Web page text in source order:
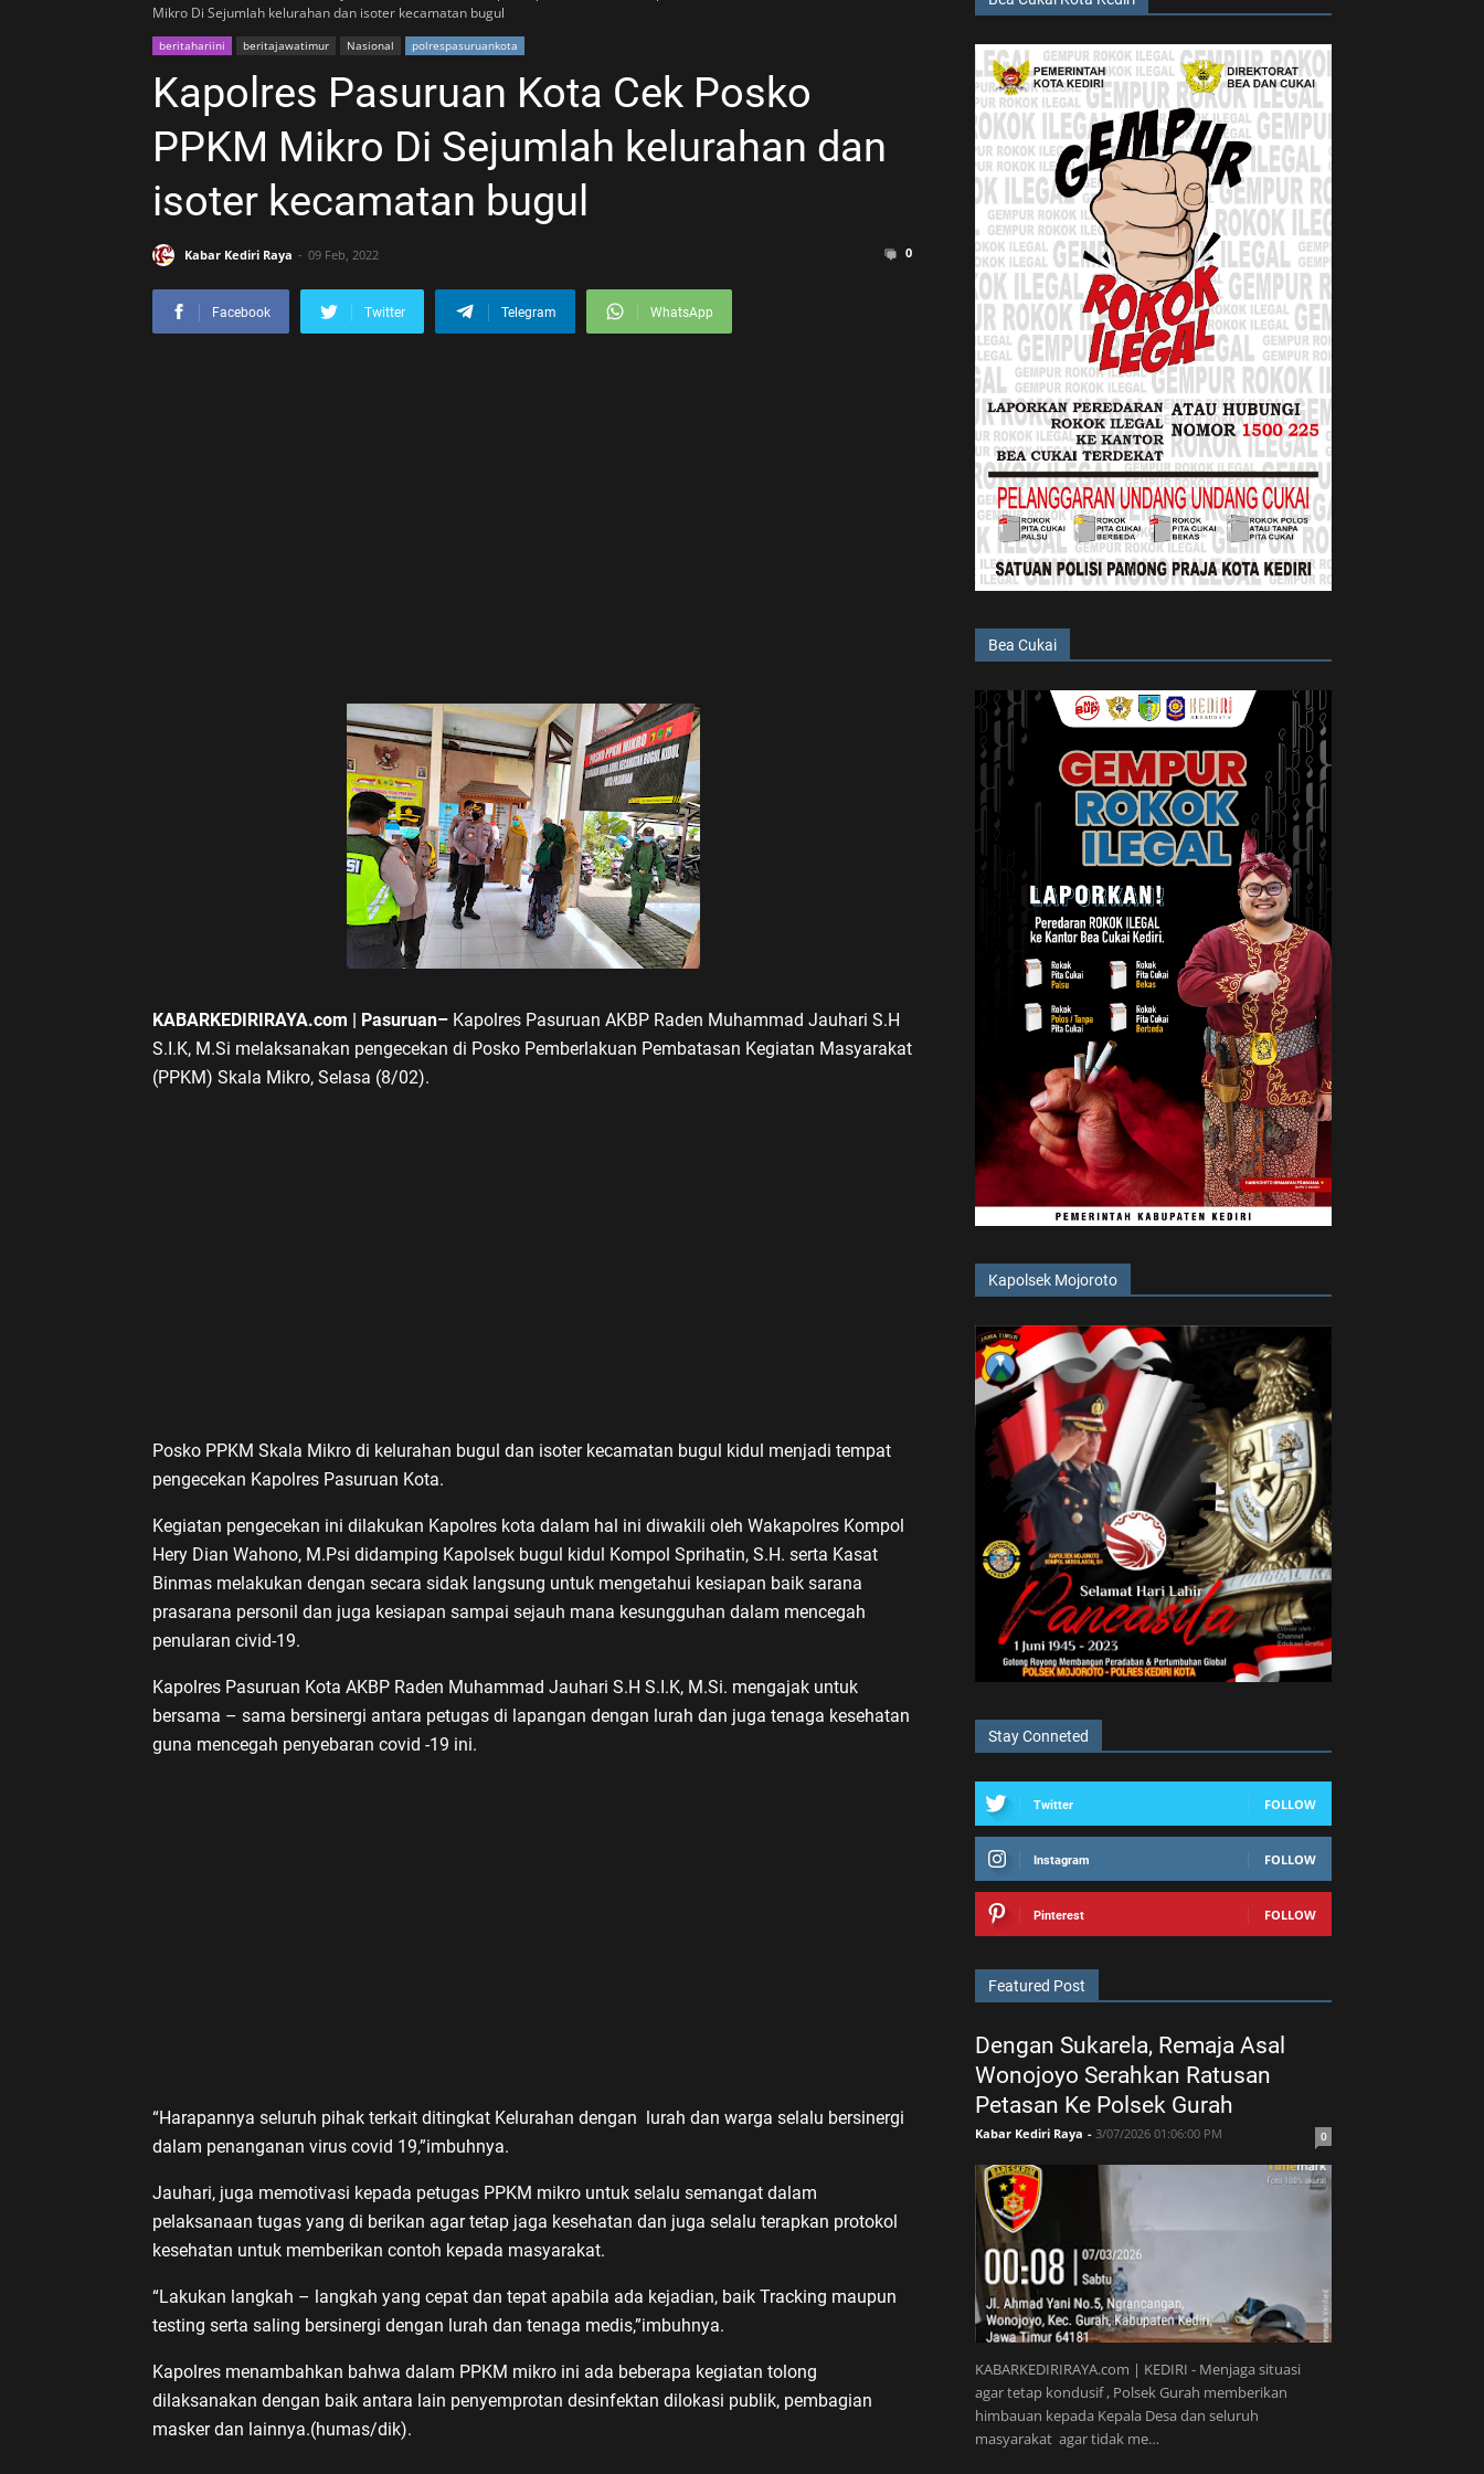
Mikro Di Sejumlah kelurahan dan isoter kecamatan bugul
beritahariini beritajawatimur Nasional polrespasuruankota
Kapolres Pasuruan Kota Cek Posko
PPKM Mikro Di Sejumlah kelurahan dan
isoter kecamatan bugul
Kabar Kediri Raya 09 Feb, 2022 0
Facebook Twitter Telegram WhatsApp
KABARKEDIRIRAYA.com | Pasuruan– Kapolres Pasuruan AKBP Raden Muhammad Jauhari S.H
S.I.K, M.Si melaksanakan pengecekan di Posko Pemberlakuan Pembatasan Kegiatan Masyarakat
(PPKM) Skala Mikro, Selasa (8/02).
Posko PPKM Skala Mikro di kelurahan bugul dan isoter kecamatan bugul kidul menjadi tempat
pengecekan Kapolres Pasuruan Kota.
Kegiatan pengecekan ini dilakukan Kapolres kota dalam hal ini diwakili oleh Wakapolres Kompol
Hery Dian Wahono, M.Psi didamping Kapolsek bugul kidul Kompol Sprihatin, S.H. serta Kasat
Binmas melakukan dengan secara sidak langsung untuk mengetahui kesiapan baik sarana
prasarana personil dan juga kesiapan sampai sejauh mana kesungguhan dalam mencegah
penularan civid-19.
Kapolres Pasuruan Kota AKBP Raden Muhammad Jauhari S.H S.I.K, M.Si. mengajak untuk
bersama – sama bersinergi antara petugas di lapangan dengan lurah dan juga tenaga kesehatan
guna mencegah penyebaran covid -19 ini.
“Harapannya seluruh pihak terkait ditingkat Kelurahan dengan lurah dan warga selalu bersinergi
dalam penanganan virus covid 19,”imbuhnya.
Jauhari, juga memotivasi kepada petugas PPKM mikro untuk selalu semangat dalam
pelaksanaan tugas yang di berikan agar tetap jaga kesehatan dan juga selalu terapkan protokol
kesehatan untuk memberikan contoh kepada masyarakat.
“Lakukan langkah – langkah yang cepat dan tepat apabila ada kejadian, baik Tracking maupun
testing serta saling bersinergi dengan lurah dan tenaga medis,”imbuhnya.
Kapolres menambahkan bahwa dalam PPKM mikro ini ada beberapa kegiatan tolong
dilaksanakan dengan baik antara lain penyemprotan desinfektan dilokasi publik, pembagian
masker dan lainnya.(humas/dik).
Bea Cukai
Kapolsek Mojoroto
Stay Conneted
Twitter FOLLOW
Instagram FOLLOW
Pinterest FOLLOW
Featured Post
Dengan Sukarela, Remaja Asal
Wonojoyo Serahkan Ratusan
Petasan Ke Polsek Gurah
Kabar Kediri Raya - 3/07/2026 01:06:00 PM 0
KABARKEDIRIRAYA.com | KEDIRI - Menjaga situasi
agar tetap kondusif , Polsek Gurah memberikan
himbauan kepada Kepala Desa dan seluruh
masyarakat agar tidak me…